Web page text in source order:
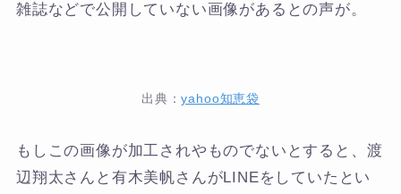
雑誌などで公開していない画像があるとの声が。
出典：yahoo知恵袋
もしこの画像が加工されやものでないとすると、渡
辺翔太さんと有木美帆さんがLINEをしていたとい